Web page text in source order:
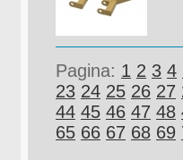
Pagina: 1 2 3 4
23 24 25 26 27
44 45 46 47 48
65 66 67 68 69